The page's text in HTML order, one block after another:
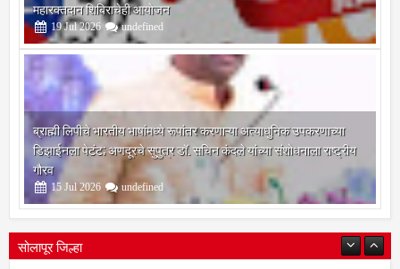
19 Jul 2026 undefined
ब्राह्मी लिपीचे भारतीय भाषांमध्ये रूपांतर करणाऱ्या अत्याधुनिक उपकरणाच्या
डिझाईनला पेटंट; अणदूरचे सुपुत्र डॉ. सचिन कंदले यांच्या संशोधनाला राष्ट्रीय
गौरव
15 undefined